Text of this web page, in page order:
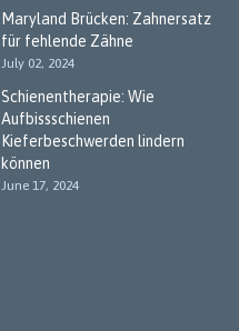
Maryland Brücken: Zahnersatz
für fehlende Zähne
July 02, 2024
Schienentherapie: Wie
Aufbissschienen
Kieferbeschwerden lindern
können
June 17, 2024